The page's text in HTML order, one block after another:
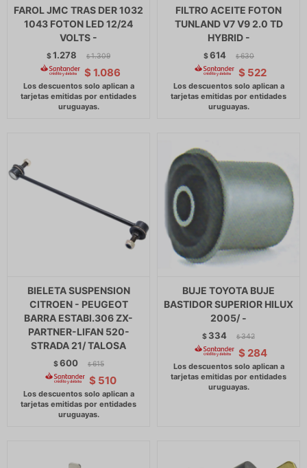
FAROL JMC TRAS DER 1032
1043 FOTON LED 12/24
VOLTS -
$1.278 $ 1.309
$ 1.086
FILTRO ACEITE FOTON
TUNLAND V7 V9 2.0 TD
HYBRID -
$614 $ 630
$ 522
BIELETA SUSPENSION
CITROEN - PEUGEOT
BARRA ESTABI.306 ZX-
PARTNER-LIFAN 520-
STRADA 21/ TALOSA
$600 $ 615
$ 510
BUJE TOYOTA BUJE
BASTIDOR SUPERIOR HILUX
2005/ -
$ 334 $ 342
$ 284